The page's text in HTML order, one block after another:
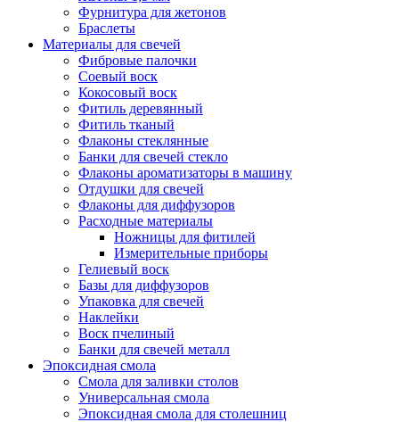
Фурнитура для жетонов
Браслеты
Материалы для свечей
Фибровые палочки
Соевый воск
Кокосовый воск
Фитиль деревянный
Фитиль тканый
Флаконы стеклянные
Банки для свечей стекло
Флаконы ароматизаторы в машину
Отдушки для свечей
Флаконы для диффузоров
Расходные материалы
Ножницы для фитилей
Измерительные приборы
Гелиевый воск
Базы для диффузоров
Упаковка для свечей
Наклейки
Воск пчелиный
Банки для свечей металл
Эпоксидная смола
Смола для заливки столов
Универсальная смола
Эпоксидная смола для столешниц